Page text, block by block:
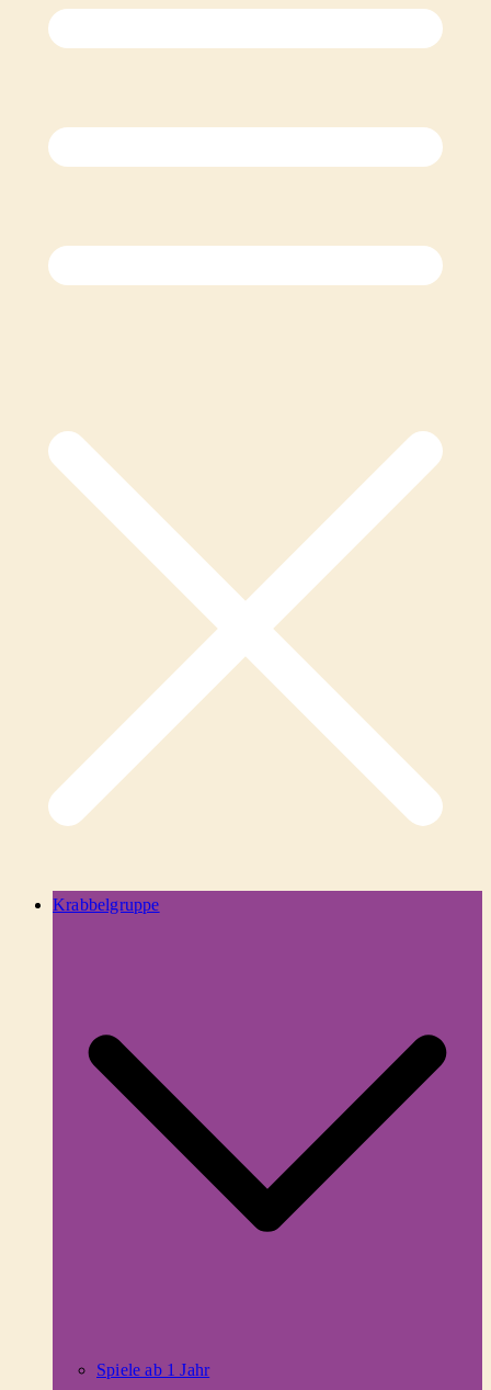
Krabbelgruppe
Spiele ab 1 Jahr